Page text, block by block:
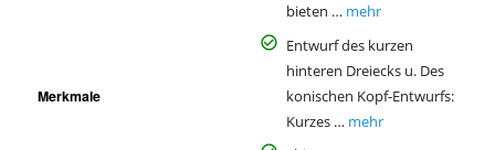
Merkmale
bieten … mehr
Entwurf des kurzen
hinteren Dreiecks u. Des
konischen Kopf-Entwurfs:
Kurzes … mehr